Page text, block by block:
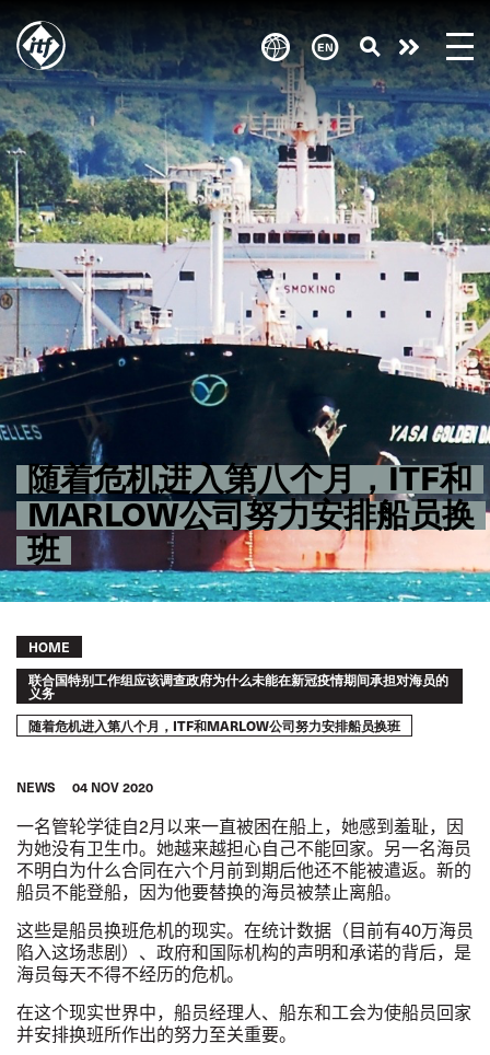
to
main
content
随着危机进入第八个月，ITF和
MARLOW公司努力安排船员换
班
Take
action
Breadcrumb
HOME
联合国特别工作组应该调查政府为什么未能在新冠疫情期间承担对海员的
义务
随着危机进入第八个月，ITF和MARLOW公司努力安排船员换班
NEWS 04 NOV 2020
一名管轮学徒自2月以来一直被困在船上，她感到羞耻，因
为她没有卫生巾。她越来越担心自己不能回家。另一名海员
不明白为什么合同在六个月前到期后他还不能被遣返。新的
船员不能登船，因为他要替换的海员被禁止离船。
这些是船员换班危机的现实。在统计数据（目前有40万海员
陷入这场悲剧）、政府和国际机构的声明和承诺的背后，是
海员每天不得不经历的危机。
在这个现实世界中，船员经理人、船东和工会为使船员回家
并安排换班所作出的努力至关重要。